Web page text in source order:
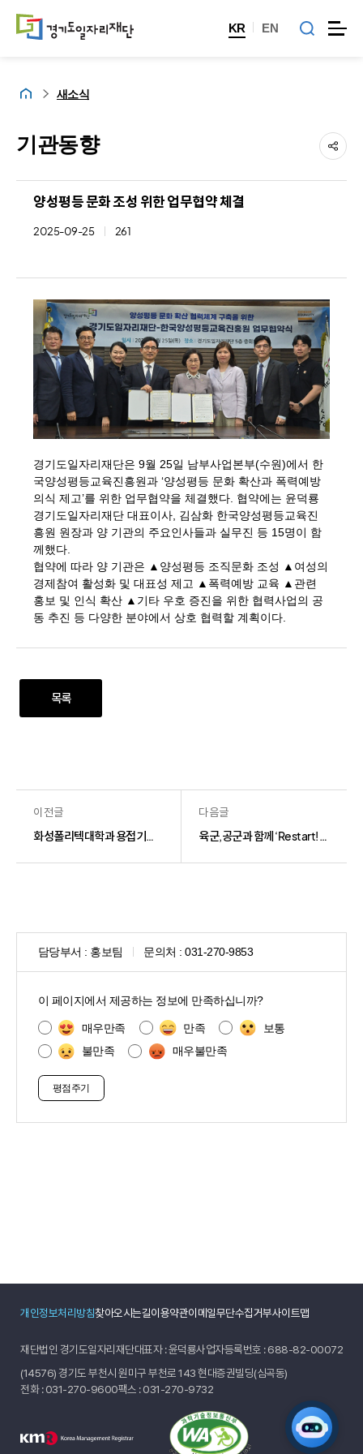
KR EN
홈 새소식
기관동향
양성평등 문화 조성 위한 업무협약 체결
2025-09-25 261
경기도일자리재단은 9월 25일 남부사업본부(수원)에서 한
국양성평등교육진흥원과 ‘양성평등 문화 확산과 폭력예방
의식 제고’를 위한 업무협약을 체결했다. 협약에는 윤덕룡
경기도일자리재단 대표이사, 김삼화 한국양성평등교육진
흥원 원장과 양 기관의 주요인사들과 실무진 등 15명이 함
께했다.
협약에 따라 양 기관은 ▲양성평등 조직문화 조성 ▲여성의
경제참여 활성화 및 대표성 제고 ▲폭력예방 교육 ▲관련
홍보 및 인식 확산 ▲기타 우호 증진을 위한 협력사업의 공
동 추진 등 다양한 분야에서 상호 협력할 계획이다.
목록
이전글
화성폴리텍대학과 용접기술 기능경기대회 공동 개최
다음글
육군,공군과 함께 ‘Restart! 4050육공 매칭데이’ 개최
담당부서 : 홍보팀 문의처 : 031-270-9853
이 페이지에서 제공하는 정보에 만족하십니까?
매우만족 만족
보통
불만족
매우불만족
개인정보처리방침찾아오시는길이용약관이메일무단수집거부사이트맵
재단법인 경기도일자리재단대표자 : 윤덕룡사업자등록번호 : 688-82-00072
(14576) 경기도 부천시 원미구 부천로 143 현대증권빌딩(심곡동)
전화 :031-270-9600팩스 : 031-270-9732